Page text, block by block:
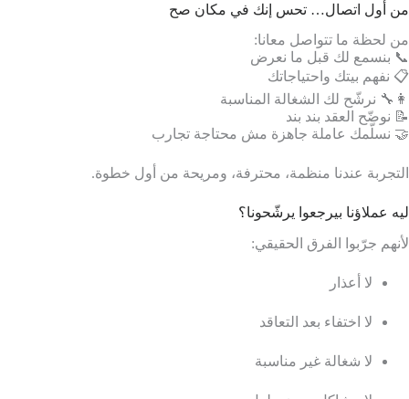
من أول اتصال… تحس إنك في مكان صح
من لحظة ما تتواصل معانا:
📞 بنسمع لك قبل ما نعرض
📋 نفهم بيتك واحتياجاتك
👩‍🔧 نرشّح لك الشغالة المناسبة
📝 نوضّح العقد بند بند
🤝 نسلّمك عاملة جاهزة مش محتاجة تجارب
التجربة عندنا منظمة، محترفة، ومريحة من أول خطوة.
ليه عملاؤنا بيرجعوا يرشّحونا؟
لأنهم جرّبوا الفرق الحقيقي:
لا أعذار
لا اختفاء بعد التعاقد
لا شغالة غير مناسبة